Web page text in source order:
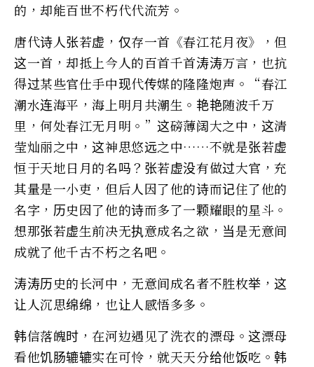
的，却能百世不朽代代流芳。
唐代诗人张若虚，仅存一首《春江花月夜》，但
这一首，却抵上今人的百首千首涛涛万言，也抗
得过某些官仕手中现代传媒的隆隆炮声。“春江
潮水连海平，海上明月共潮生。艳艳随波千万
里，何处春江无月明。”这磅薄阔大之中，这清
莹灿丽之中，这神思悠远之中……不就是张若虚
恒于天地日月的名吗？张若虚没有做过大官，充
其量是一小吏，但后人因了他的诗而记住了他的
名字，历史因了他的诗而多了一颗耀眼的星斗。
想那张若虚生前决无执意成名之欲，当是无意间
成就了他千古不朽之名吧。
涛涛历史的长河中，无意间成名者不胜枚举，这
让人沉思绵绵，也让人感悟多多。
韩信落魄时，在河边遇见了洗衣的漂母。这漂母
看他饥肠辘辘实在可怜，就天天分给他饭吃。韩